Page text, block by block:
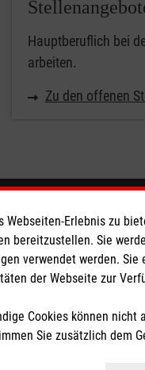
Hauptberuflich bei
arbeiten.
Zu den offenen
Die Malteser
Malteser in Deutschland
Malteserorden
Erlebnis zu
bereitzustellen. Sie
verwendet werden.
der Webseite zur
Cookies können
Sie zusätzlich dem